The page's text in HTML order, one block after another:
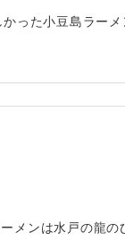
った小豆島ラー
メンは水戸の龍の